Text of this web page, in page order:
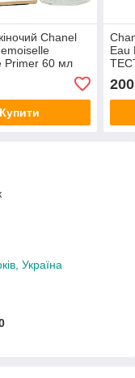
Chanel
Primer 60 мл
Купити
Eau
200
Україна